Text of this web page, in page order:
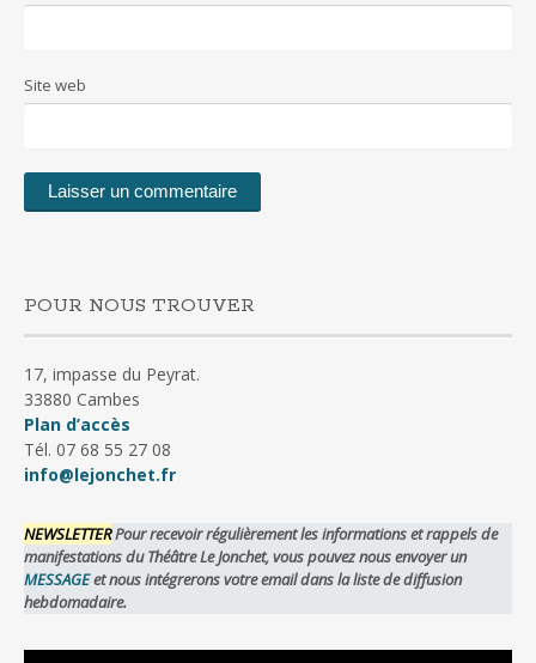
Site web
POUR NOUS TROUVER
17, impasse du Peyrat.
33880 Cambes
Plan d’accès
Tél. 07 68 55 27 08
info@lejonchet.fr
NEWSLETTERPour recevoir régulièrement les informations et rappels de
manifestations du Théâtre Le Jonchet, vous pouvez nous envoyer un
MESSAGEet nous intégrerons votre email dans la liste de diffusion
hebdomadaire.